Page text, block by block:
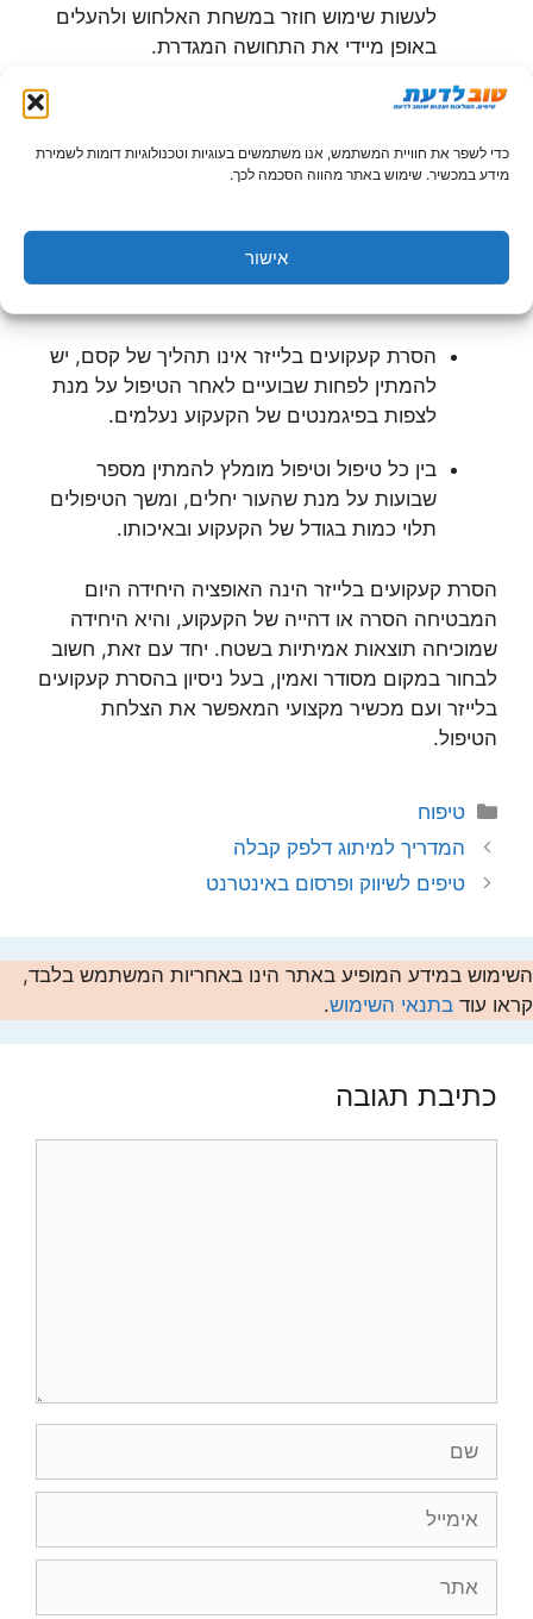
כדי לשפר את חוויית המשתמש, אנו משתמשים בעוגיות וטכנולוגיות דומות לשמירת
מידע במכשיר. שימוש באתר מהווה הסכמה לכך.
אישור
לעשות שימוש חוזר במשחת האלחוש ולהעלים
באופן מיידי את התחושה המגדרת.
לאחר כל טיפול הקפידו על חבישה של האזור
למנוע זיהום. כמו כן, הימנעו מחשיפת האזור
הסרת קעקועים בלייזר אינו תהליך של קסם, יש
להמתין לפחות שבועיים לאחר הטיפול על מנת
לצפות בפיגמנטים של הקעקוע נעלמים.
בין כל טיפול וטיפול מומלץ להמתין מספר
שבועות על מנת שהעור יחלים, ומשך הטיפולים
תלוי כמות בגודל של הקעקוע ובאיכותו.
הסרת קעקועים בלייזר הינה האופציה היחידה היום
המבטיחה הסרה או דהייה של הקעקוע, והיא היחידה
שמוכיחה תוצאות אמיתיות בשטח. יחד עם זאת, חשוב
לבחור במקום מסודר ואמין, בעל ניסיון בהסרת קעקועים
בלייזר ועם מכשיר מקצועי המאפשר את הצלחת
הטיפול.
קטגוריות
טיפוח
המדריך למיתוג דלפק קבלה
טיפים לשיווק ופרסום באינטרנט
השימוש במידע המופיע באתר הינו באחריות המשתמש בלבד,
קראו עוד בתנאי השימוש.
כתיבת תגובה